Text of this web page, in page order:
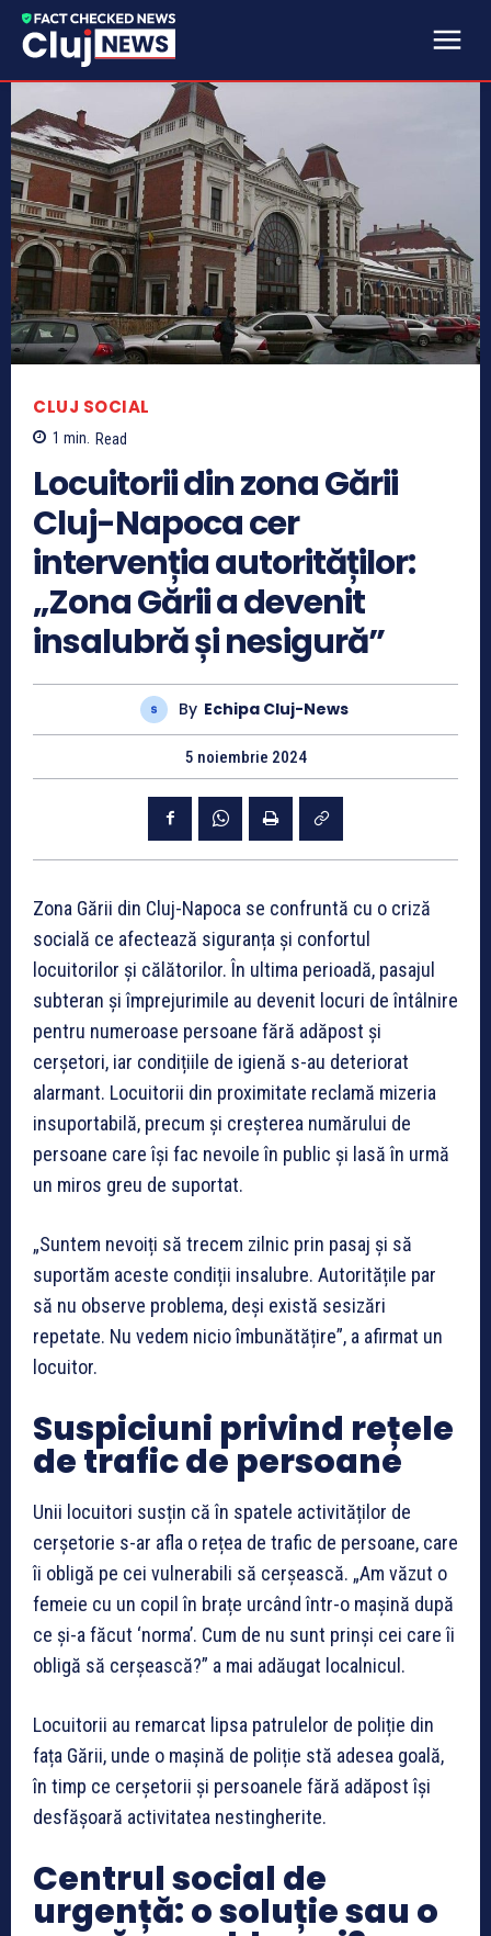
CLUJ SOCIAL
1 min. Read
Locuitorii din zona Gării
Cluj-Napoca cer
intervenția autorităților:
„Zona Gării a devenit
insalubră și nesigură”
By Echipa Cluj-News
5 noiembrie 2024
Zona Gării din Cluj-Napoca se confruntă cu o criză
socială ce afectează siguranța și confortul
locuitorilor și călătorilor. În ultima perioadă, pasajul
subteran și împrejurimile au devenit locuri de întâlnire
pentru numeroase persoane fără adăpost și
cerșetori, iar condițiile de igienă s-au deteriorat
alarmant. Locuitorii din proximitate reclamă mizeria
insuportabilă, precum și creșterea numărului de
persoane care își fac nevoile în public și lasă în urmă
un miros greu de suportat.
„Suntem nevoiți să trecem zilnic prin pasaj și să
suportăm aceste condiții insalubre. Autoritățile par
să nu observe problema, deși există sesizări
repetate. Nu vedem nicio îmbunătățire”, a afirmat un
locuitor.
Suspiciuni privind rețele
de trafic de persoane
Unii locuitori susțin că în spatele activităților de
cerșetorie s-ar afla o rețea de trafic de persoane, care
îi obligă pe cei vulnerabili să cerșească. „Am văzut o
femeie cu un copil în brațe urcând într-o mașină după
ce și-a făcut ‘norma’. Cum de nu sunt prinși cei care îi
obligă să cerșească?” a mai adăugat localnicul.
Locuitorii au remarcat lipsa patrulelor de poliție din
fața Gării, unde o mașină de poliție stă adesea goală,
în timp ce cerșetorii și persoanele fără adăpost își
desfășoară activitatea nestingherite.
Centrul social de
urgență: o soluție sau o